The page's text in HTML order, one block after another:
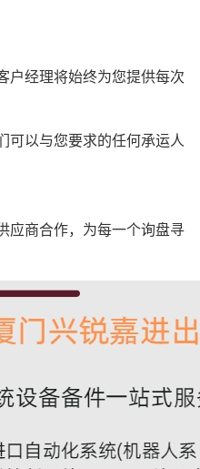
户经理将始终为您提供每次
可以与您要求的任何承运人
应商合作，为每一个询盘寻